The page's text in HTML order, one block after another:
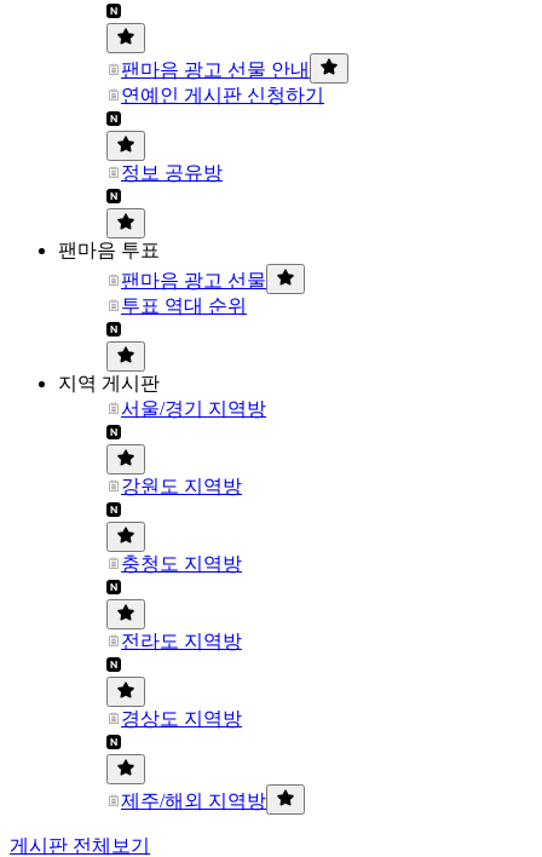
팬마음 광고 선물 안내
연예인 게시판 신청하기
정보 공유방
팬마음 투표
팬마음 광고 선물
투표 역대 순위
지역 게시판
서울/경기 지역방
강원도 지역방
충청도 지역방
전라도 지역방
경상도 지역방
제주/해외 지역방
게시판 전체보기